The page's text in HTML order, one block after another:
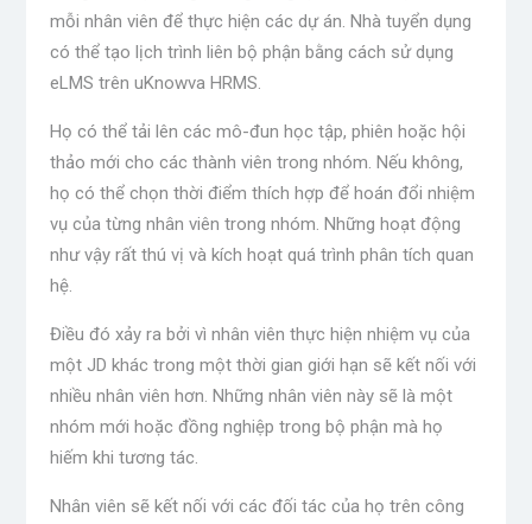
mỗi nhân viên để thực hiện các dự án. Nhà tuyển dụng
có thể tạo lịch trình liên bộ phận bằng cách sử dụng
eLMS trên uKnowva HRMS.
Họ có thể tải lên các mô-đun học tập, phiên hoặc hội
thảo mới cho các thành viên trong nhóm. Nếu không,
họ có thể chọn thời điểm thích hợp để hoán đổi nhiệm
vụ của từng nhân viên trong nhóm. Những hoạt động
như vậy rất thú vị và kích hoạt quá trình phân tích quan
hệ.
Điều đó xảy ra bởi vì nhân viên thực hiện nhiệm vụ của
một JD khác trong một thời gian giới hạn sẽ kết nối với
nhiều nhân viên hơn. Những nhân viên này sẽ là một
nhóm mới hoặc đồng nghiệp trong bộ phận mà họ
hiếm khi tương tác.
Nhân viên sẽ kết nối với các đối tác của họ trên công